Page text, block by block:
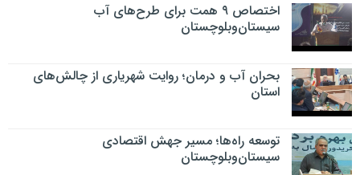
اختصاص ۹ همت برای طرح‌های آب
سیستان‌وبلوچستان
بحران آب و درمان؛ روایت شهریاری از چالش‌های
استان
توسعه راه‌ها؛ مسیر جهش اقتصادی
سیستان‌وبلوچستان